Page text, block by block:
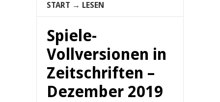
START → LESEN
Spiele-
Vollversionen in
Zeitschriften –
Dezember 2019